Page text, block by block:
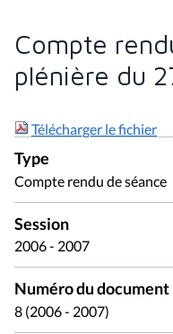
Compte
plénière du
Télécharger le fichier
Type
Compte rendu de séance
Session
2006 - 2007
Numéro du document
8 (2006 - 2007)